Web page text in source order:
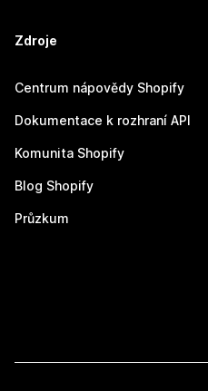
Zdroje
Centrum nápovědy Shopify
Dokumentace k rozhraní API
Komunita Shopify
Blog Shopify
Průzkum